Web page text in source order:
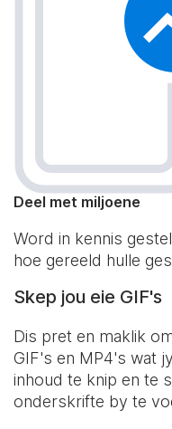
Deel met miljoene
Word in kennis
hoe gereeld hulle
Skep jou eie GIF's
Dis pret en maklik
GIF's en MP4's wat
inhoud te knip en te
onderskrifte by te